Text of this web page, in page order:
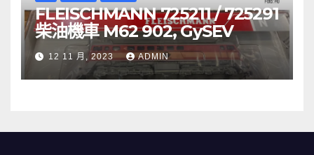
FLEISCHMANN 725211 / 725291
柴油機車 M62 902, GySEV
12 11 月, 2023 ADMIN